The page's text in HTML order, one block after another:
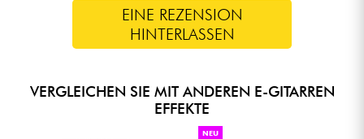
EINE REZENSION
HINTERLASSEN
VERGLEICHEN SIE MIT ANDEREN E-GITARREN
EFFEKTE
NEU